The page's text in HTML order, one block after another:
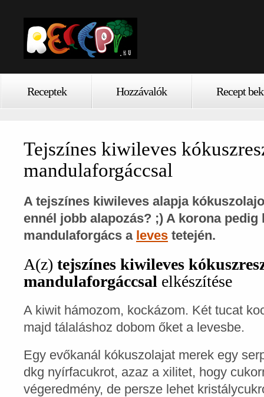
Receptek Hozzávalók Recept
Tejszínes kiwileves
mandulaforgáccsal
A tejszínes kiwileves alapja
ennél jobb alapozás? ;) A korona pedig
mandulaforgács a leves tetején.
A(z) tejszínes kiwileves
mandulaforgáccsal elkészítése
A kiwit hámozom, kockázom. Két tucat
majd tálaláshoz dobom őket a levesbe.
Egy evőkanál kókuszolajat merek egy
dkg nyírfacukrot, azaz a xilitet, hogy
végeredmény, de persze lehet